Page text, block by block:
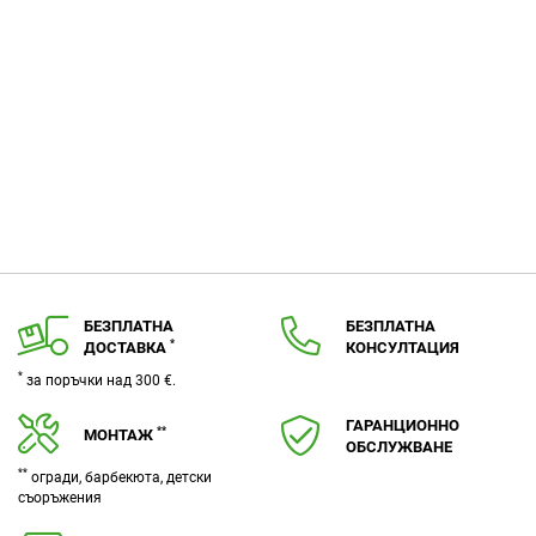
БЕЗПЛАТНА
ДОСТАВКА *
* за поръчки над 300 €.
БЕЗПЛАТНА
КОНСУЛТАЦИЯ
МОНТАЖ **
** огради, барбекюта, детски
съоръжения
ГАРАНЦИОННО
ОБСЛУЖВАНЕ